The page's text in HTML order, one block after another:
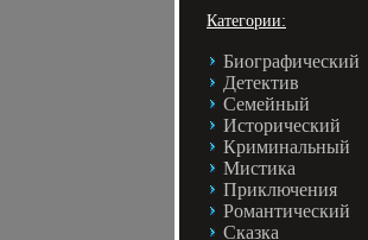
Категории:
Биографический
Детектив
Семейный
Исторический
Криминальный
Мистика
Приключения
Романтический
Сказка